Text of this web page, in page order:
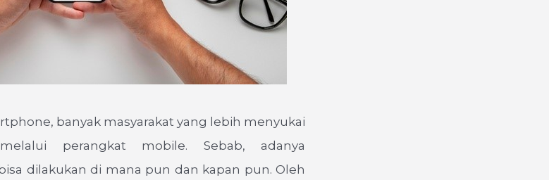
banyak masyarakat yang lebih menyukai
perangkat mobile. Sebab, adanya
dilakukan di mana pun dan kapan pun. Oleh